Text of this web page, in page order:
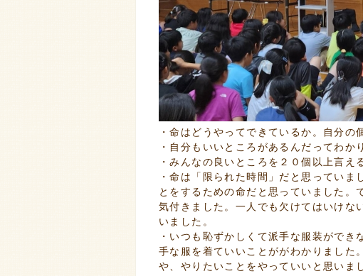
・命はどうやってできているか。自分の
・自分もいいところがあるんだってわか
・みんなの良いところを２０個以上言え
・命は「限られた時間」だと思ってい
とをするための命だと思っていました。
気付きました。一人でも欠けてはいけな
いました。
・いつも恥ずかしくて派手な服装がで
手な服を着ていいことががわかりました
や、やりたいことをやっていいと思いま